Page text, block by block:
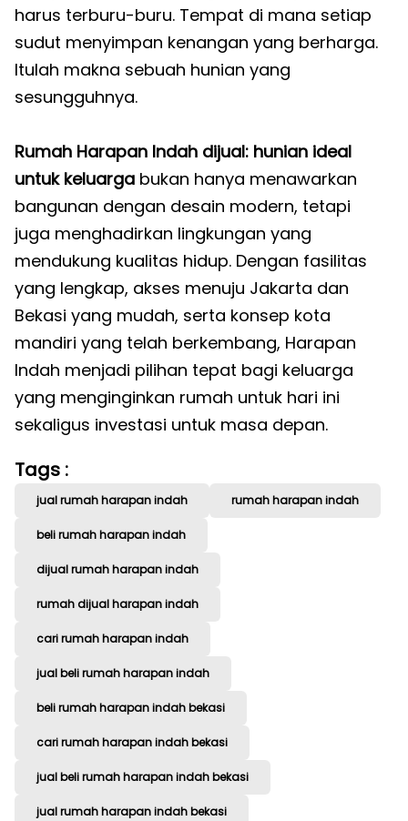
harus terburu-buru. Tempat di mana setiap
sudut menyimpan kenangan yang berharga.
Itulah makna sebuah hunian yang
sesungguhnya.
Rumah Harapan Indah dijual: hunian ideal
untuk keluarga bukan hanya menawarkan
bangunan dengan desain modern, tetapi
juga menghadirkan lingkungan yang
mendukung kualitas hidup. Dengan fasilitas
yang lengkap, akses menuju Jakarta dan
Bekasi yang mudah, serta konsep kota
mandiri yang telah berkembang, Harapan
Indah menjadi pilihan tepat bagi keluarga
yang menginginkan rumah untuk hari ini
sekaligus investasi untuk masa depan.
Tags :
jual rumah harapan indah rumah harapan indah
beli rumah harapan indah
dijual rumah harapan indah
rumah dijual harapan indah
cari rumah harapan indah
jual beli rumah harapan indah
beli rumah harapan indah bekasi
cari rumah harapan indah bekasi
jual beli rumah harapan indah bekasi
jual rumah harapan indah bekasi